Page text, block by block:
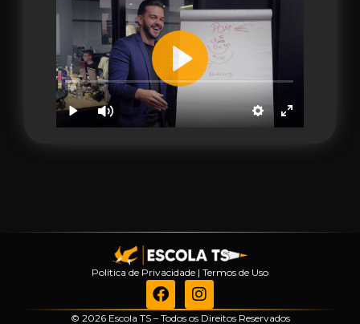
Política de Privacidade | Termos de Uso
© 2026 Escola TS – Todos os Direitos Reservados